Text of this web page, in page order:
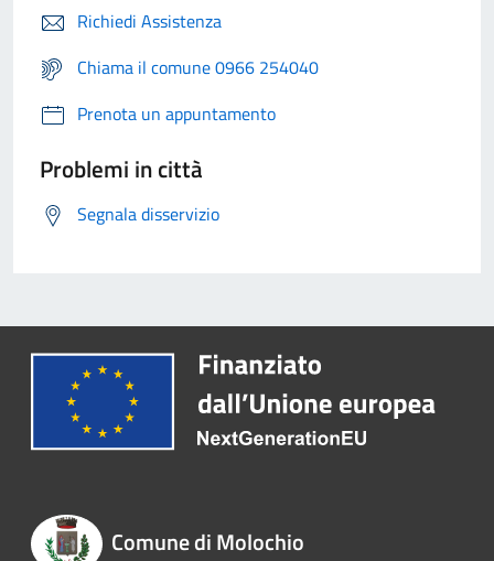
Richiedi Assistenza
Chiama il comune 0966 254040
Prenota un appuntamento
Problemi in città
Segnala disservizio
Comune di Molochio